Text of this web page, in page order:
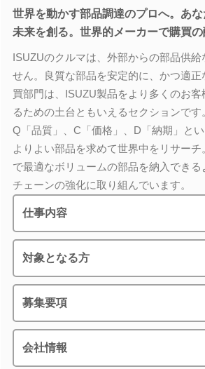
世界を動かす部品調達のプロへ。あ
未来を創る。世界的メーカーで購買
ISUZUのクルマは、外部からの部品供給
せん。良質な部品を安定的に、かつ適
買部門は、ISUZU製品をより多くのお
るための土台ともいえるセクションです。
Q「品質」、C「価格」、D「納期」とい
よりよい部品を求めて世界中をリサー
で最適なボリュームの部品を納入できる
チェーンの強化に取り組んでいます。
仕事内容
対象となる方
募集要項
会社情報